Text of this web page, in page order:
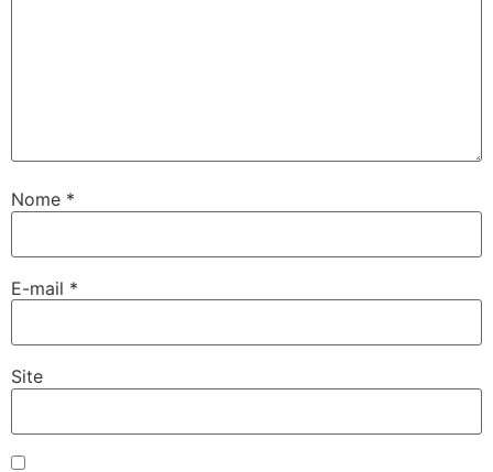
Nome *
E-mail *
Site